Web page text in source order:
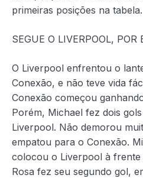
primeiras posições na tabela.
SEGUE O LIVERPOOL, POR
O Liverpool enfrentou o
Conexão, e não teve vida
Conexão começou
Porém, Michael fez dois
Liverpool. Não demorou
empatou para o Conexão.
colocou o Liverpool à frente
Rosa fez seu segundo gol,